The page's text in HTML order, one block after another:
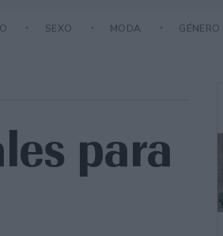
SEXO MODA GÉNERO
para